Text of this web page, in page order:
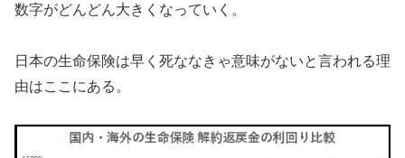
数字がどんどん大きくなっていく。
日本の生命保険は早く死ななきゃ意味がないと言われる理
由はここにある。